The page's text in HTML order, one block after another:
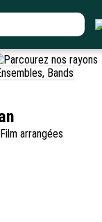
arrangées